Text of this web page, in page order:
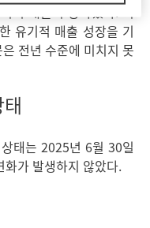
적 매출이 증가했다. 이
유기적 매출 성장을 기
전년 수준에 미치지 못
태는 2025년 6월 30일
가 발생하지 않았다.